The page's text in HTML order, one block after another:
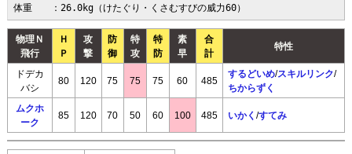
体重　　：26.0kg（けたぐり・くさむすびの威力60）
物理Ｎ
飛行
Ｈ
Ｐ
攻
撃
防
御
特
攻
特
防
素
早
合
計
特性
ドデカ
バシ
80 120 75 75 75 60 485
するどいめ/スキルリンク/
ちからずく
ムクホ
ーク
85 120 70 50 60 100 485 いかく /すてみ